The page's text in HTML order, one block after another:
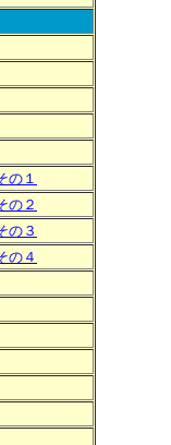
の１
の２
の３
の４